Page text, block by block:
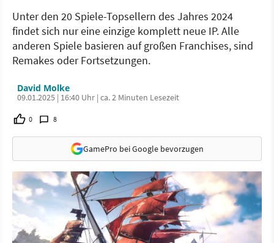
Unter den 20 Spiele-Topsellern des Jahres 2024
findet sich nur eine einzige komplett neue IP. Alle
anderen Spiele basieren auf großen Franchises, sind
Remakes oder Fortsetzungen.
David Molke
09.01.2025 | 16:40 Uhr | ca. 2 Minuten Lesezeit
0 8
GamePro bei Google bevorzugen